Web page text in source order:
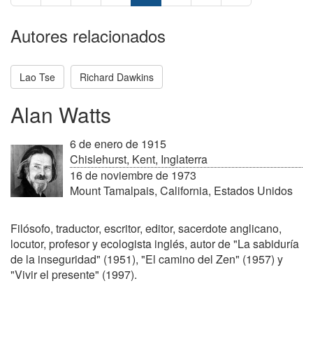
Autores relacionados
Lao Tse Richard Dawkins
Alan Watts
6 de enero de 1915
Chislehurst, Kent, Inglaterra
16 de noviembre de 1973
Mount Tamalpais, California, Estados Unidos
Filósofo, traductor, escritor, editor, sacerdote anglicano,
locutor, profesor y ecologista inglés, autor de "La sabiduría
de la inseguridad" (1951), "El camino del Zen" (1957) y
"Vivir el presente" (1997).